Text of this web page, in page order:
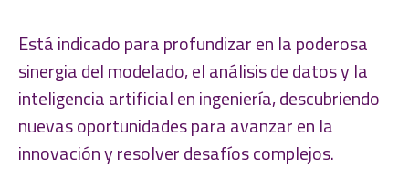
Está indicado para profundizar en la poderosa
sinergia del modelado, el análisis de datos y la
inteligencia artificial en ingeniería, descubriendo
nuevas oportunidades para avanzar en la
innovación y resolver desafíos complejos.